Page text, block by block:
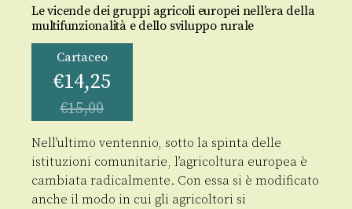
Le vicende dei gruppi agricoli europei nell'era della
multifunzionalità e dello sviluppo rurale
Cartaceo
€14,25
€15,00
Nell’ultimo ventennio, sotto la spinta delle
istituzioni comunitarie, l’agri­coltura europea è
cambiata radicalmente. Con essa si è modificato
anche il modo in cui gli agricoltori si